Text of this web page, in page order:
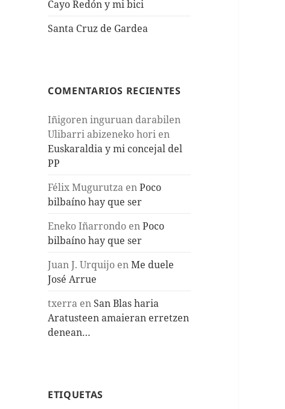
Cayo Redón y mi bici
Santa Cruz de Gardea
COMENTARIOS RECIENTES
Iñigoren inguruan darabilen
Ulibarri abizeneko hori en
Euskaraldia y mi concejal del
PP
Félix Mugurutza enPoco
bilbaíno hay que ser
Eneko Iñarrondo enPoco
bilbaíno hay que ser
Juan J. Urquijo enMe duele
José Arrue
txerra en San Blas haria
Aratusteen amaieran erretzen
denean…
ETIQUETAS